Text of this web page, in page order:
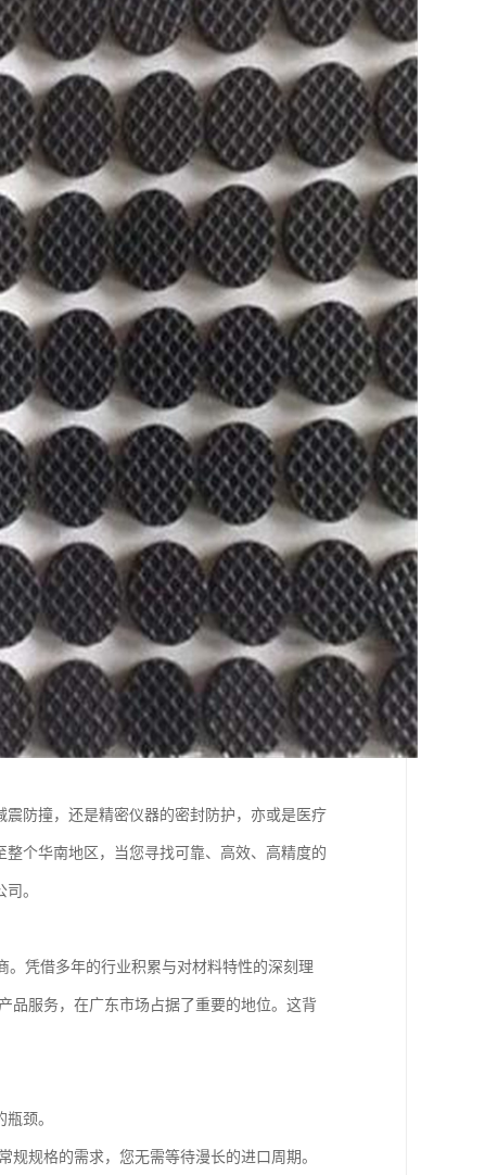
防撞，还是精密仪器的密封防护，亦或是医疗
个华南地区，当您寻找可靠、高效、高精度的
。
凭借多年的行业积累与对材料特性的深刻理
品服务，在广东市场占据了重要的地位。这背
颈。
规规格的需求，您无需等待漫长的进口周期。